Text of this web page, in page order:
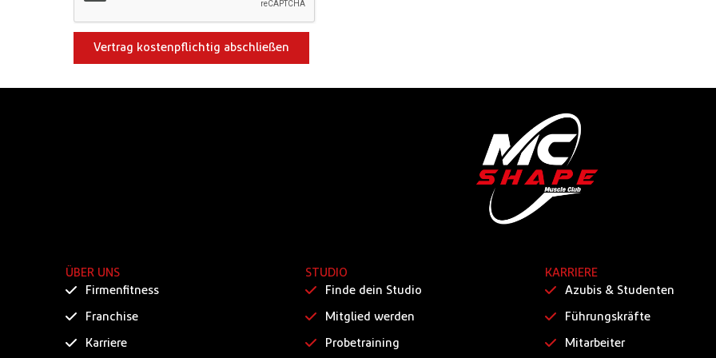
Vertrag kostenpflichtig abschließen
ÜBER UNS
Firmenfitness
Franchise
Karriere
STUDIO
Finde dein Studio
Mitglied werden
Probetraining
KARRIERE
Azubis & Studenten
Führungskräfte
Mitarbeiter